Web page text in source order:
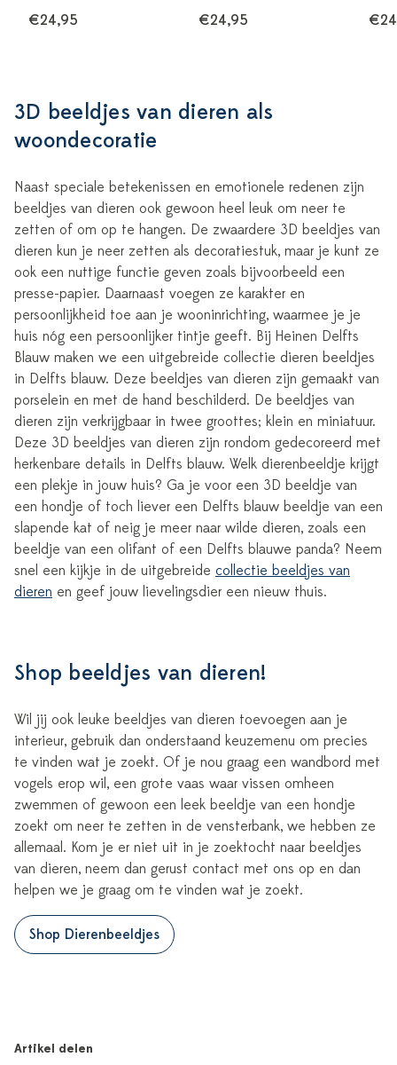
€24,95
€24,95
3D beeldjes van dieren als
woondecoratie
Naast speciale betekenissen en emotionele redenen zijn
beeldjes van dieren ook gewoon heel leuk om neer te
zetten of om op te hangen. De zwaardere 3D beeldjes van
dieren kun je neer zetten als decoratiestuk, maar je kunt ze
ook een nuttige functie geven zoals bijvoorbeeld een
presse-papier. Daarnaast voegen ze karakter en
persoonlijkheid toe aan je wooninrichting, waarmee je je
huis nóg een persoonlijker tintje geeft. Bij Heinen Delfts
Blauw maken we een uitgebreide collectie dieren beeldjes
in Delfts blauw. Deze beeldjes van dieren zijn gemaakt van
porselein en met de hand beschilderd. De beeldjes van
dieren zijn verkrijgbaar in twee groottes; klein en miniatuur.
Deze 3D beeldjes van dieren zijn rondom gedecoreerd met
herkenbare details in Delfts blauw. Welk dierenbeeldje krijgt
een plekje in jouw huis? Ga je voor een 3D beeldje van
een hondje of toch liever een Delfts blauw beeldje van een
slapende kat of neig je meer naar wilde dieren, zoals een
beeldje van een olifant of een Delfts blauwe panda? Neem
snel een kijkje in de uitgebreide collectie beeldjes van
dieren en geef jouw lievelingsdier een nieuw thuis.
Shop beeldjes van dieren!
Wil jij ook leuke beeldjes van dieren toevoegen aan je
interieur, gebruik dan onderstaand keuzemenu om precies
te vinden wat je zoekt. Of je nou graag een wandbord met
vogels erop wil, een grote vaas waar vissen omheen
zwemmen of gewoon een leek beeldje van een hondje
zoekt om neer te zetten in de vensterbank, we hebben ze
allemaal. Kom je er niet uit in je zoektocht naar beeldjes
van dieren, neem dan gerust contact met ons op en dan
helpen we je graag om te vinden wat je zoekt.
Shop Dierenbeeldjes
Artikel delen